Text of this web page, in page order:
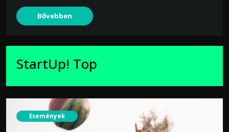
Bővebben
StartUp! Top
Események